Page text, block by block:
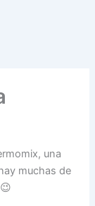
una
muchas de